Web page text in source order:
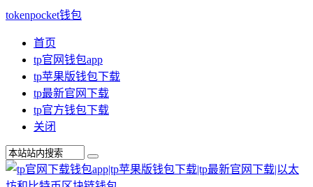
tokenpocket钱包
首页
tp官网钱包app
tp苹果版钱包下载
tp最新官网下载
tp官方钱包下载
关闭